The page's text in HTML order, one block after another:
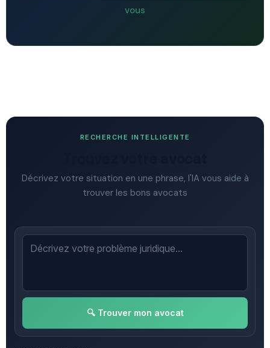
vous
RECHERCHE INTELLIGENTE
Décrivez votre situation en une phrase, l'IA vous aide à
trouver les bons avocats
🔍 Trouver mon avocat